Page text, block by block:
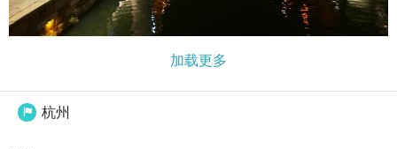
加载更多
 杭州